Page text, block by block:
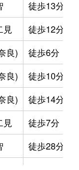
五条(奈良)
徒歩
五条(奈良)
徒歩
五条(奈良) 徒歩
徒歩13分
見 徒歩12分
良) 徒歩6分
良) 徒歩10分
良) 徒歩14分
見 徒歩7分
徒歩28分